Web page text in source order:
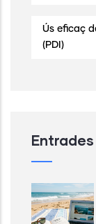
Ús eficaç
(PDI)